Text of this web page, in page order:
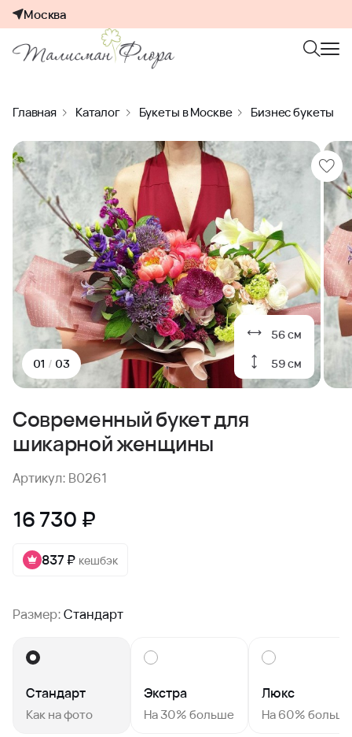
Москва
Главная Каталог Букеты в Москве Бизнес букеты
56 см
59 см
01 / 03
Современный букет для
шикарной женщины
Артикул: B0261
16 730 ₽
837 ₽ кешбэк
Размер:Стандарт
Стандарт
Как на фото
Экстра
На 30% больше
Люкс
На 60% больше